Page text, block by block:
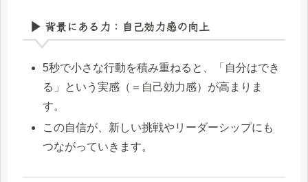
▶ 背景にある力：自己効力感の向上
5秒で小さな行動を積み重ねると、「自分はでき
る」という実感（＝自己効力感）が高まりま
す。
この自信が、新しい挑戦やリーダーシップにも
つながっていきます。